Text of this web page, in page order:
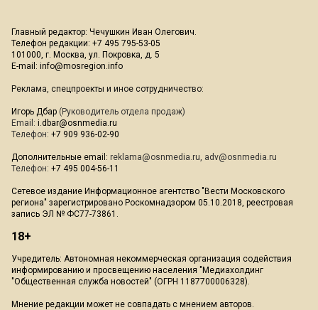
Главный редактор: Чечушкин Иван Олегович.
Телефон редакции: +7 495 795-53-05
101000, г. Москва, ул. Покровка, д. 5
E-mail: info@mosregion.info
Реклама, спецпроекты и иное сотрудничество:
Игорь Дбар (Руководитель отдела продаж)
Email: i.dbar@osnmedia.ru
Телефон: +7 909 936-02-90
Дополнительные email: reklama@osnmedia.ru, adv@osnmedia.ru
Телефон: +7 495 004-56-11
Сетевое издание Информационное агентство "Вести Московского
региона" зарегистрировано Роскомнадзором 05.10.2018, реестровая
запись ЭЛ № ФС77-73861.
18+
Учредитель: Автономная некоммерческая организация содействия
информированию и просвещению населения "Медиахолдинг
"Общественная служба новостей" (ОГРН 1187700006328).
Мнение редакции может не совпадать с мнением авторов.